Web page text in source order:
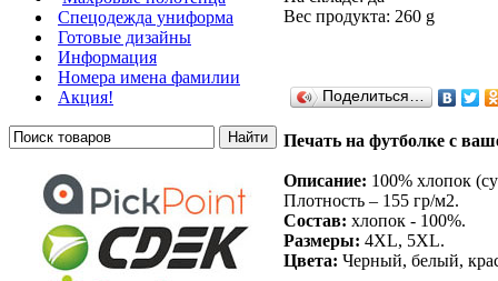
Cпецодежда униформа
Готовые дизайны
Информация
Номера имена фамилии
Акция!
Вес продукта: 260 g
Поделиться…
Печать на футболке с
Описание: 100% хлопок
Плотность – 155 гр/м2.
Состав: хлопок - 100%.
Размеры: 4XL, 5XL.
Цвета: Черный, белый,